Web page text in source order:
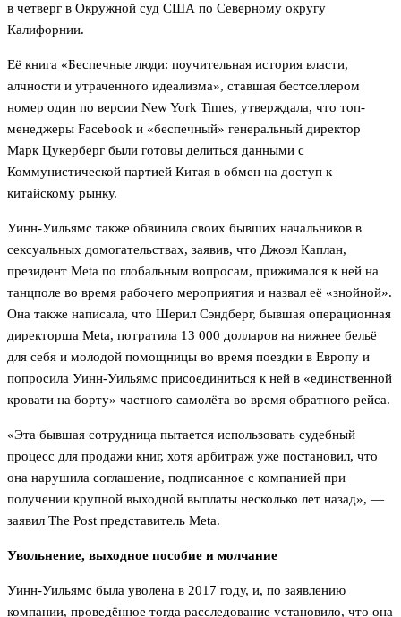
в четверг в Окружной суд США по Северному округу
Калифорнии.
Её книга «Беспечные люди: поучительная история власти,
алчности и утраченного идеализма», ставшая бестселлером
номер один по версии New York Times, утверждала, что топ-
менеджеры Facebook и «беспечный» генеральный директор
Марк Цукерберг были готовы делиться данными с
Коммунистической партией Китая в обмен на доступ к
китайскому рынку.
Уинн-Уильямс также обвинила своих бывших начальников в
сексуальных домогательствах, заявив, что Джоэл Каплан,
президент Meta по глобальным вопросам, прижимался к ней на
танцполе во время рабочего мероприятия и назвал её «знойной».
Она также написала, что Шерил Сэндберг, бывшая операционная
директорша Meta, потратила 13 000 долларов на нижнее бельё
для себя и молодой помощницы во время поездки в Европу и
попросила Уинн-Уильямс присоединиться к ней в «единственной
кровати на борту» частного самолёта во время обратного рейса.
«Эта бывшая сотрудница пытается использовать судебный
процесс для продажи книг, хотя арбитраж уже постановил, что
она нарушила соглашение, подписанное с компанией при
получении крупной выходной выплаты несколько лет назад», —
заявил The Post представитель Meta.
Увольнение, выходное пособие и молчание
Уинн-Уильямс была уволена в 2017 году, и, по заявлению
компании, проведённое тогда расследование установило, что она